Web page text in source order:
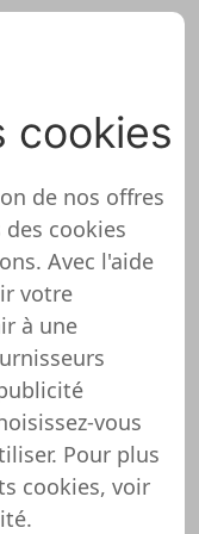
la
Shopuniver
Chaque
cookies
de nos offres
cookies
Avec l'aide
votre
à une
vous
Pour plus
cookies, voir
.